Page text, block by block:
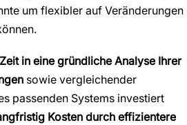
um flexibler auf Veränderungen
in eine gründliche Analyse Ihrer
sowie vergleichender
passenden Systems investiert
Kosten durch effizientere